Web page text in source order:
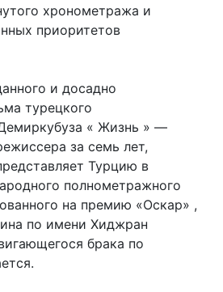
хронометража и
приоритетов
и досадно
турецкого
« Жизнь » —
за семь лет,
Турцию в
полнометражного
на премию «Оскар» ,
по имени Хиджран
брака по